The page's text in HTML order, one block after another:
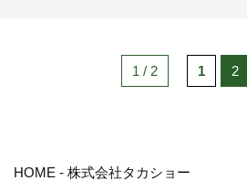
1 / 2 1 2
HOME - 株式会社タカショー